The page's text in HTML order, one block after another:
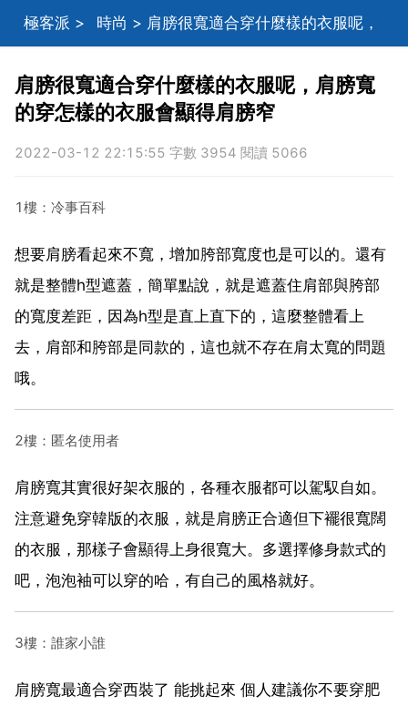
極客派 > 時尚 > 肩膀很寬適合穿什麼樣的衣服呢，
肩膀寬的穿怎樣的衣服會顯得肩膀窄
肩膀很寬適合穿什麼樣的衣服呢，肩膀寬
的穿怎樣的衣服會顯得肩膀窄
2022-03-12 22:15:55 字數 3954 閱讀 5066
1樓：冷事百科
想要肩膀看起來不寬，增加胯部寬度也是可以的。還有
就是整體h型遮蓋，簡單點說，就是遮蓋住肩部與胯部
的寬度差距，因為h型是直上直下的，這麼整體看上
去，肩部和胯部是同款的，這也就不存在肩太寬的問題
哦。
2樓：匿名使用者
肩膀寬其實很好架衣服的，各種衣服都可以駕馭自如。
注意避免穿韓版的衣服，就是肩膀正合適但下襬很寬闊
的衣服，那樣子會顯得上身很寬大。多選擇修身款式的
吧，泡泡袖可以穿的哈，有自己的風格就好。
3樓：誰家小誰
肩膀寬最適合穿西裝了 能挑起來 個人建議你不要穿肥